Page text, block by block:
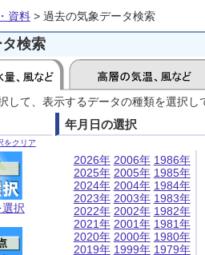
資料 > 過去の気象データ検索
検索
して、表示するデータの種類を選択し
をクリア
択
年月日の選択
2026年
2025年
2024年
2023年
2022年
2021年
2020年
2019年
2006年
2005年
2004年
2003年
2002年
2001年
2000年
1999年
1986年
1985年
1984年
1983年
1982年
1981年
1980年
1979年